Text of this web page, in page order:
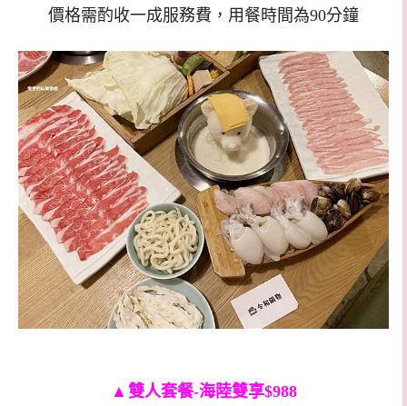
價格需酌收一成服務費，用餐時間為90分鐘
▲ 雙人套餐-海陸雙享$988